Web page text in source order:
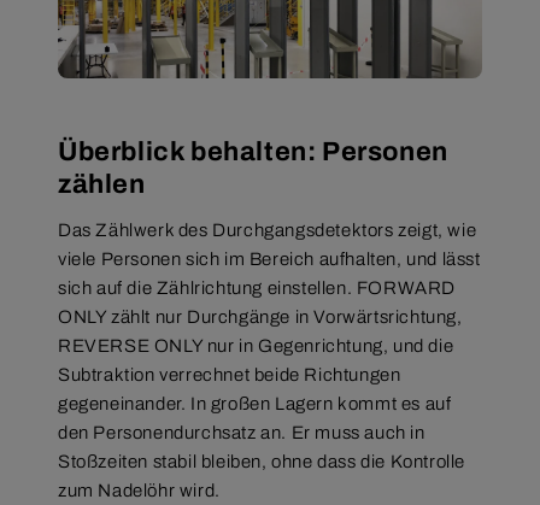
Überblick behalten: Personen
zählen
Das Zählwerk des Durchgangsdetektors zeigt, wie
viele Personen sich im Bereich aufhalten, und lässt
sich auf die Zählrichtung einstellen. FORWARD
ONLY zählt nur Durchgänge in Vorwärtsrichtung,
REVERSE ONLY nur in Gegenrichtung, und die
Subtraktion verrechnet beide Richtungen
gegeneinander. In großen Lagern kommt es auf
den Personendurchsatz an. Er muss auch in
Stoßzeiten stabil bleiben, ohne dass die Kontrolle
zum Nadelöhr wird.